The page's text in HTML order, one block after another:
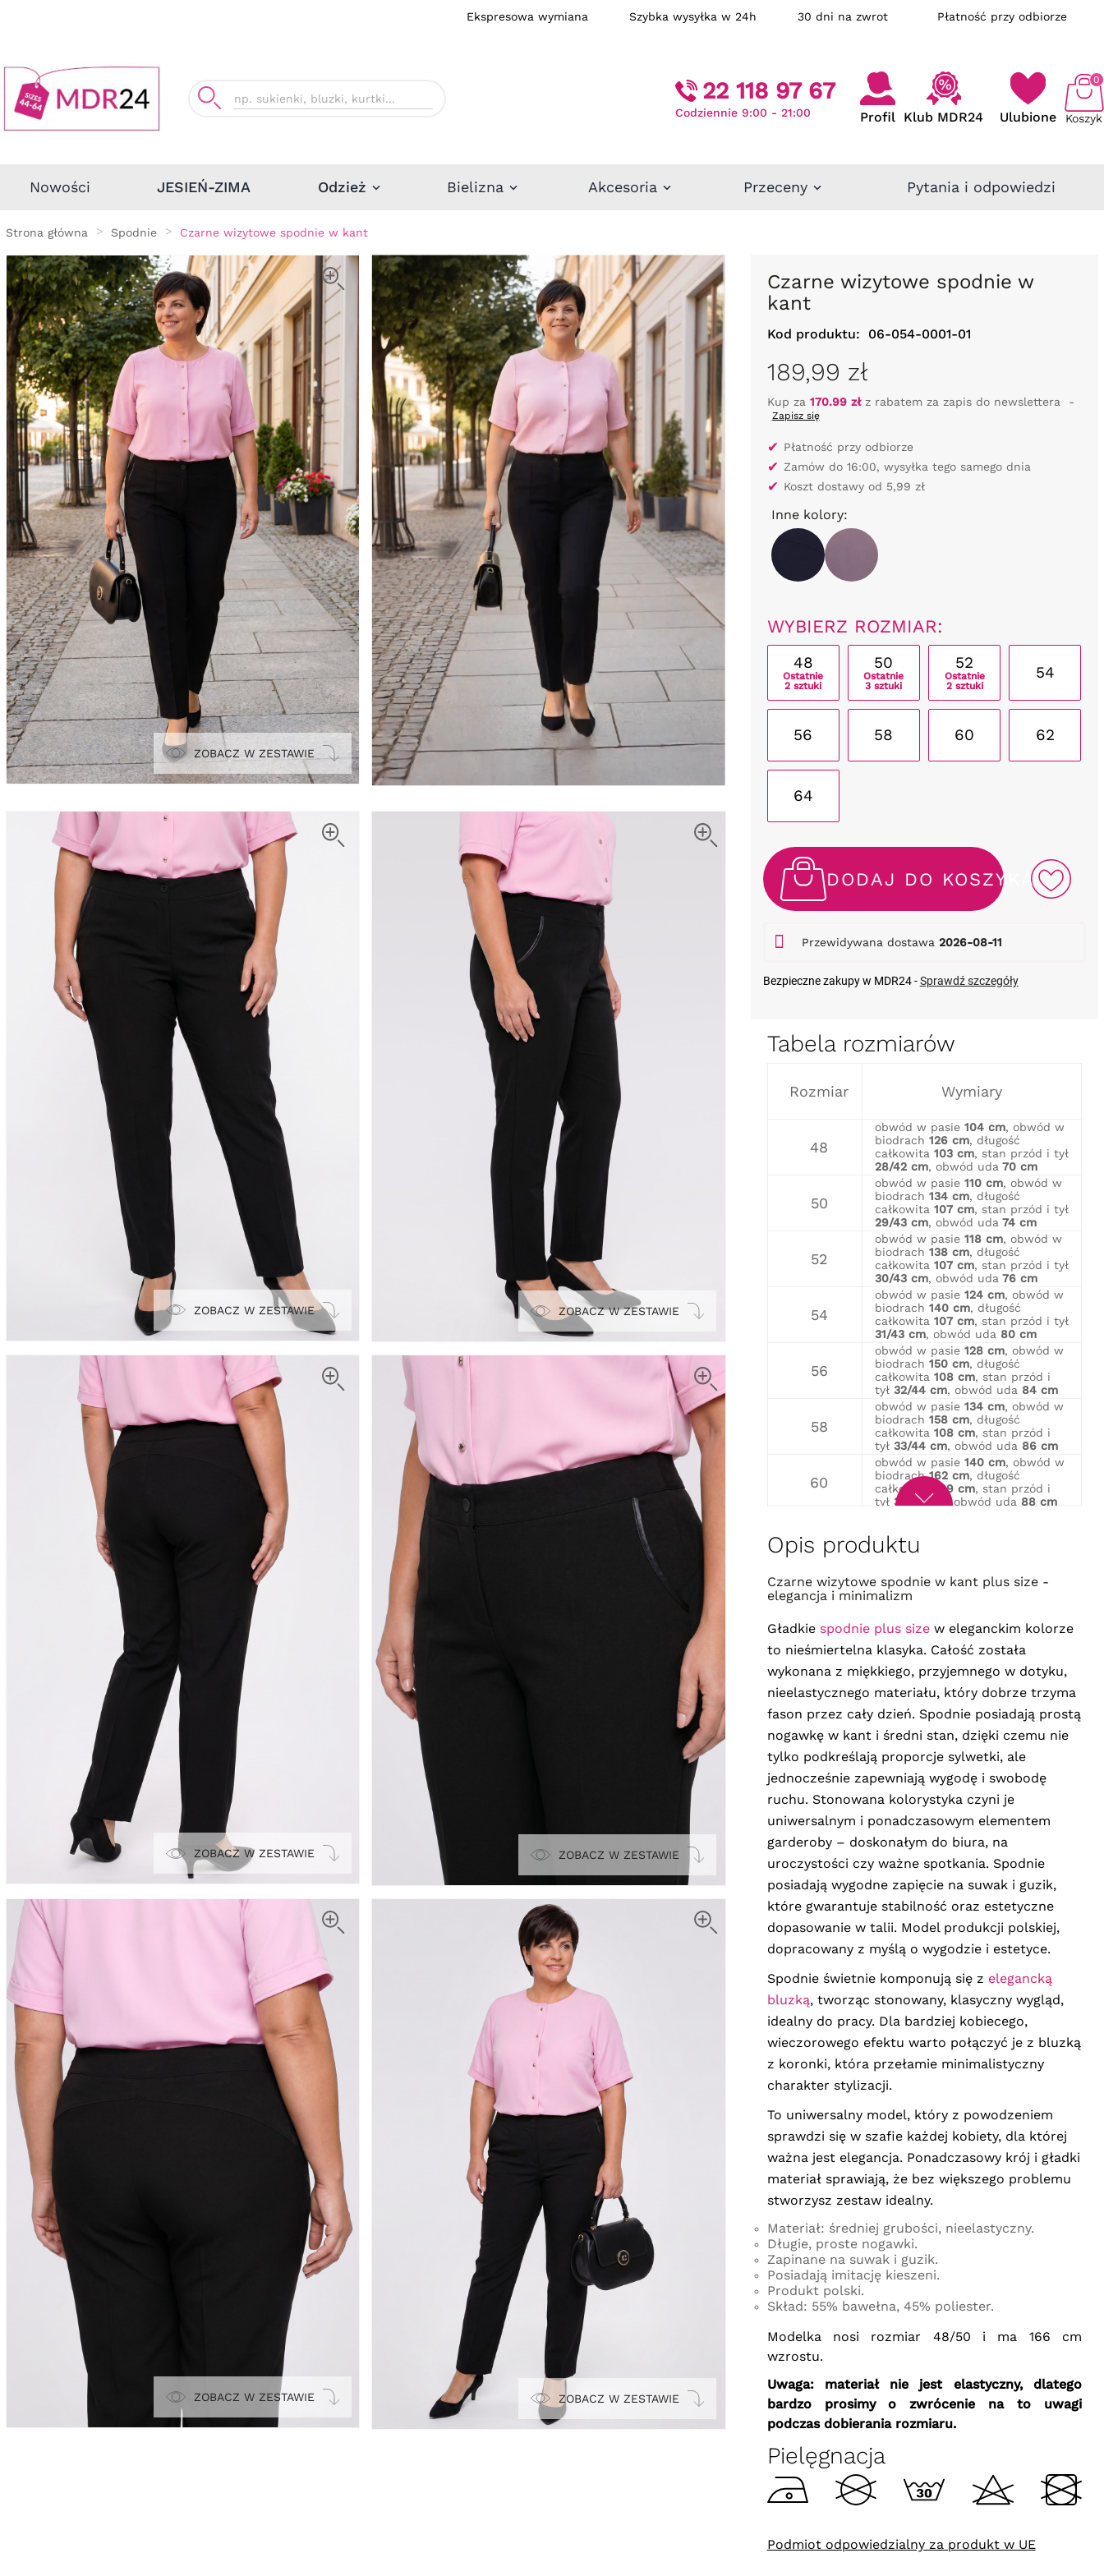
Ekspresowa wymiana Szybka wysyłka w 24h 30 dni na zwrot Płatność przy odbiorze
22 118 97 67
Codziennie 9:00 - 21:00 Profil Klub MDR24 Ulubione Koszyk
0
Nowości JESIEŃ-ZIMA Odzież Bielizna Akcesoria Przeceny Pytania i odpowiedzi
Strona główna Spodnie Czarne wizytowe spodnie w kant
ZOBACZ W ZESTAWIE
ZOBACZ W ZESTAWIE ZOBACZ W ZESTAWIE
ZOBACZ W ZESTAWIE ZOBACZ W ZESTAWIE
ZOBACZ W ZESTAWIE ZOBACZ W ZESTAWIE
Czarne wizytowe spodnie w
kant
Kod produktu: 06-054-0001-01
189,99 zł
Kup za 170.99 złz rabatem za zapis do newslettera -
Zapisz się
✔ Płatność przy odbiorze
✔ Zamów do 16:00, wysyłka tego samego dnia
✔ Koszt dostawy od 5,99 zł
Inne kolory:
WYBIERZ ROZMIAR:
48
Ostatnie
2 sztuki
50
Ostatnie
3 sztuki
52
Ostatnie
2 sztuki
54
56 58 60 62
64
DODAJ DO KOSZYKA
Przewidywana dostawa 2026-08-11
Bezpieczne zakupy w MDR24 -Sprawdź szczegóły
Tabela rozmiarów
Rozmiar Wymiary
48
obwód w pasie 104 cm, obwód w
biodrach 126 cm, długość
całkowita 103 cm, stan przód i tył
28/42 cm, obwód uda 70 cm
50
obwód w pasie 110 cm, obwód w
biodrach 134 cm, długość
całkowita 107 cm, stan przód i tył
29/43 cm, obwód uda 74 cm
52
obwód w pasie 118 cm, obwód w
biodrach 138 cm, długość
całkowita 107 cm, stan przód i tył
30/43 cm, obwód uda 76 cm
54
obwód w pasie 124 cm, obwód w
biodrach 140 cm, długość
całkowita 107 cm, stan przód i tył
31/43 cm, obwód uda 80 cm
56
obwód w pasie 128 cm, obwód w
biodrach 150 cm, długość
całkowita 108 cm, stan przód i
tył 32/44 cm, obwód uda 84 cm
58
obwód w pasie 134 cm, obwód w
biodrach 158 cm, długość
całkowita 108 cm, stan przód i
tył 33/44 cm, obwód uda 86 cm
60
obwód w pasie 140 cm, obwód w
biodrach 162 cm, długość
całkowita
109 cm, stan przód i
tył 33/45 cm , obwód uda 88 cm
62
całkowita
tył
36/46 cm
64
obwód w pasie 150 cm
, obwód w
biodrach 172 cm , długość
całkowita
Opis produktu
Czarne wizytowe spodnie w kant plus size -
elegancja i minimalizm
Gładkie spodnie plus sizew eleganckim kolorze
to nieśmiertelna klasyka. Całość została
wykonana z miękkiego, przyjemnego w dotyku,
nieelastycznego materiału, który dobrze trzyma
fason przez cały dzień. Spodnie posiadają prostą
nogawkę w kant i średni stan, dzięki czemu nie
tylko podkreślają proporcje sylwetki, ale
jednocześnie zapewniają wygodę i swobodę
ruchu. Stonowana kolorystyka czyni je
uniwersalnym i ponadczasowym elementem
garderoby – doskonałym do biura, na
uroczystości czy ważne spotkania. Spodnie
posiadają wygodne zapięcie na suwak i guzik,
które gwarantuje stabilność oraz estetyczne
dopasowanie w talii. Model produkcji polskiej,
dopracowany z myślą o wygodzie i estetyce.
Spodnie świetnie komponują się z elegancką
bluzką, tworząc stonowany, klasyczny wygląd,
idealny do pracy. Dla bardziej kobiecego,
wieczorowego efektu warto połączyć je z bluzką
z koronki, która przełamie minimalistyczny
charakter stylizacji.
To uniwersalny model, który z powodzeniem
sprawdzi się w szafie każdej kobiety, dla której
ważna jest elegancja. Ponadczasowy krój i gładki
materiał sprawiają, że bez większego problemu
stworzysz zestaw idealny.
Materiał: średniej grubości, nieelastyczny.
Długie, proste nogawki.
Zapinane na suwak i guzik.
Posiadają imitację kieszeni.
Produkt polski.
Skład: 55% bawełna, 45% poliester.
Modelka nosi rozmiar 48/50 i ma 166 cm
wzrostu.
Uwaga: materiał nie jest elastyczny, dlatego
bardzo prosimy o zwrócenie na to uwagi
podczas dobierania rozmiaru.
Pielęgnacja
Podmiot odpowiedzialny za produkt w UE